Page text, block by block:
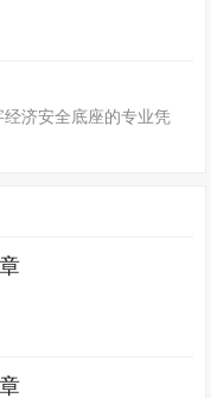
济安全底座的专业凭